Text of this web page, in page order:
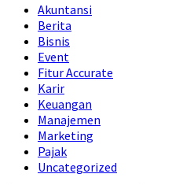
Akuntansi
Berita
Bisnis
Event
Fitur Accurate
Karir
Keuangan
Manajemen
Marketing
Pajak
Uncategorized